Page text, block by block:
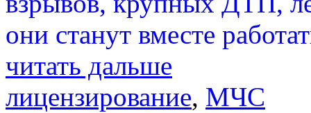
они станут вместе
читать дальше
лицензирование, МЧС